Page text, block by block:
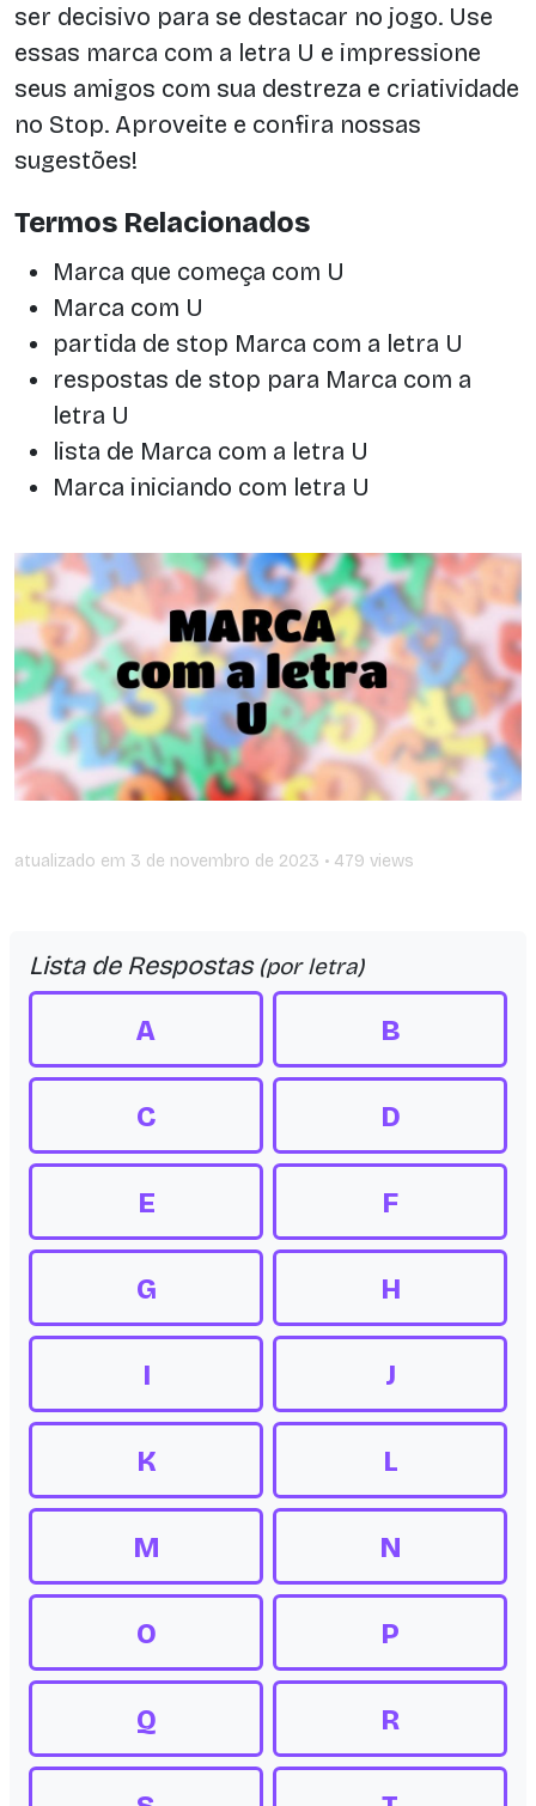
ser decisivo para se destacar no jogo. Use
essas marca com a letra U e impressione
seus amigos com sua destreza e criatividade
no Stop. Aproveite e confira nossas
sugestões!
Termos Relacionados
Marca que começa com U
Marca com U
partida de stop Marca com a letra U
respostas de stop para Marca com a
letra U
lista de Marca com a letra U
Marca iniciando com letra U
atualizado em 3 de novembro de 2023 • 479 views
Lista de Respostas (por letra)
A B
C D
E F
G H
I J
K L
M N
O P
Q R